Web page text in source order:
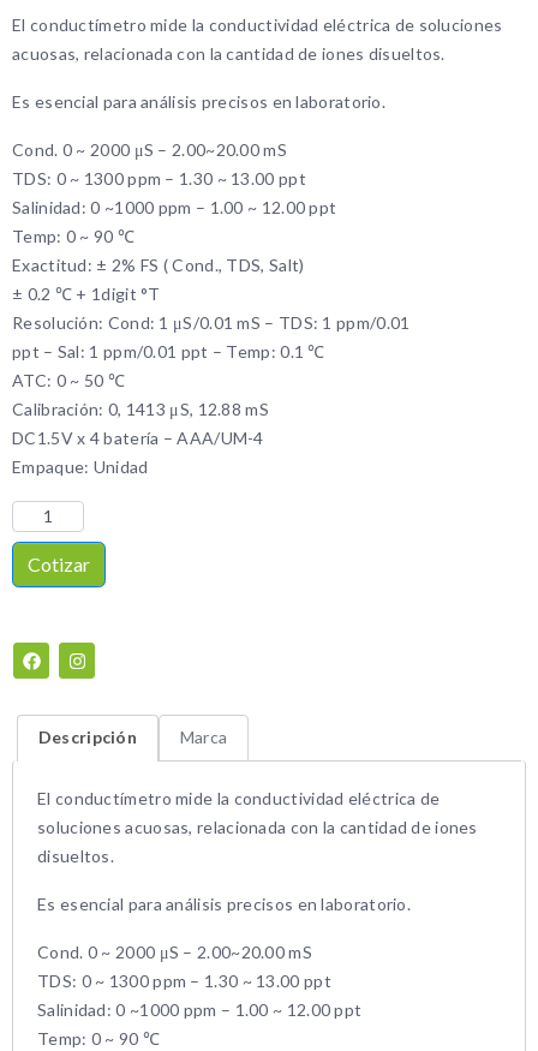
El conductímetro mide la conductividad eléctrica de soluciones
acuosas, relacionada con la cantidad de iones disueltos.
Es esencial para análisis precisos en laboratorio.
Cond. 0 ~ 2000 μS – 2.00~20.00 mS
TDS: 0 ~ 1300 ppm – 1.30 ~ 13.00 ppt
Salinidad: 0 ~1000 ppm – 1.00 ~ 12.00 ppt
Temp: 0 ~ 90 ℃
Exactitud: ± 2% FS ( Cond., TDS, Salt)
± 0.2 ℃ + 1digit °T
Resolución: Cond: 1 μS/0.01 mS – TDS: 1 ppm/0.01
ppt – Sal: 1 ppm/0.01 ppt – Temp: 0.1 ℃
ATC: 0 ~ 50 ℃
Calibración: 0, 1413 μS, 12.88 mS
DC1.5V x 4 batería – AAA/UM-4
Empaque: Unidad
Cotizar
Descripción Marca
El conductímetro mide la conductividad eléctrica de
soluciones acuosas, relacionada con la cantidad de iones
disueltos.
Es esencial para análisis precisos en laboratorio.
Cond. 0 ~ 2000 μS – 2.00~20.00 mS
TDS: 0 ~ 1300 ppm – 1.30 ~ 13.00 ppt
Salinidad: 0 ~1000 ppm – 1.00 ~ 12.00 ppt
Temp: 0 ~ 90 ℃